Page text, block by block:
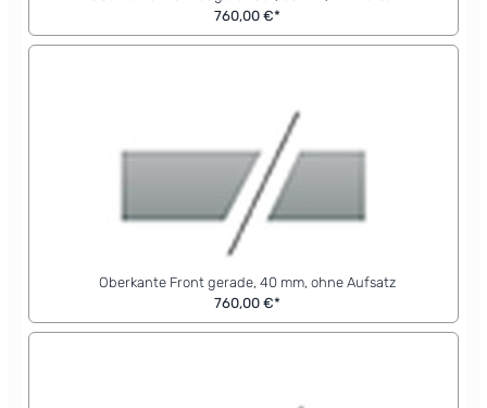
760,00 €*
Oberkante Front gerade, 40 mm, ohne Aufsatz
760,00 €*